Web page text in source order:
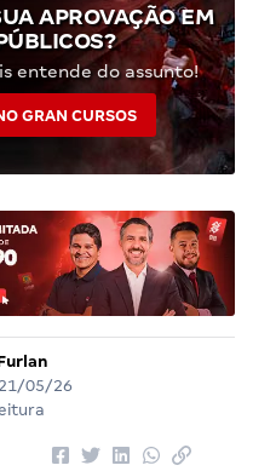
APROVAÇÃO EM
entende do assunto!
GRAN CURSOS
21/05/26